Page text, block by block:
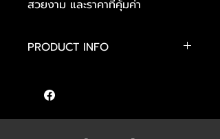
สวยงาม และราคาที่คุ้มค่า
PRODUCT INFO
ต้องการ
- โช้คแบบโมโนทูบ (Mono-Tube)